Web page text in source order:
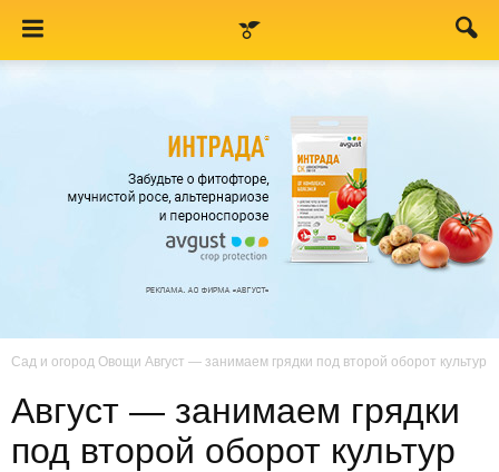
Сад и огород Овощи Август — занимаем грядки под второй оборот культур
Август — занимаем грядки
под второй оборот культур